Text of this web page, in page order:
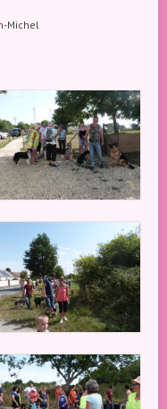
Michel